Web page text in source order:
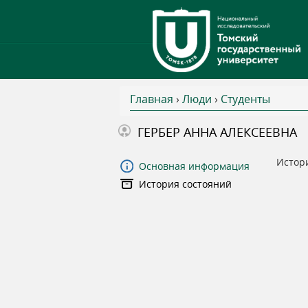
В
ы
з
Главная › Люди › Студенты
ГЕРБЕР АННА АЛЕКСЕЕВНА
Основная информация
История состояний